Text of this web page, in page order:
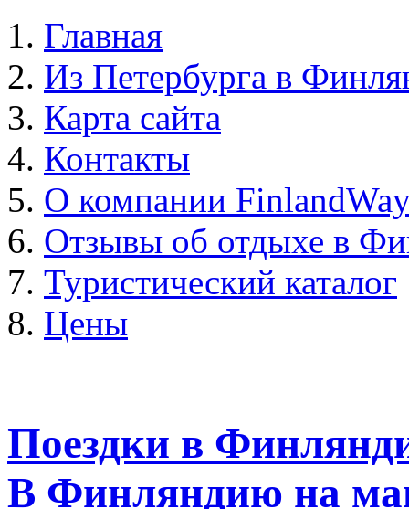
Главная
Из Петербурга в
Карта сайта
Контакты
О компании
Отзывы об отдыхе в
Туристический каталог
Цены
Поездки в
В Финляндию на